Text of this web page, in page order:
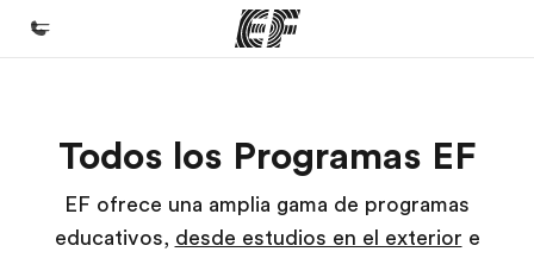
Bienvenido a EF
Programas
Ver todo lo que hacemos
Todos los Programas EF
EF ofrece una amplia gama de programas
educativos, desde estudios en el exterior e